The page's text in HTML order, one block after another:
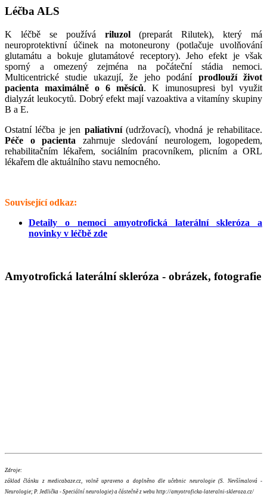
Léčba ALS
K léčbě se používá riluzol(preparát Rilutek), který má
neuroprotektivní účinek na motoneurony (potlačuje uvolňování
glutamátu a bokuje glutamátové receptory). Jeho efekt je však
sporný a omezený zejména na počáteční stádia nemoci.
Multicentrické studie ukazují, že jeho podání prodlouží život
pacienta maximálně o 6 měsíců. K imunosupresi byl využit
dialyzát leukocytů. Dobrý efekt mají vazoaktiva a vitamíny skupiny
B a E.
Ostatní léčba je jen paliativní(udržovací), vhodná je rehabilitace.
Péče o pacienta zahrnuje sledování neurologem, logopedem,
rehabilitačním lékařem, sociálním pracovníkem, plicním a ORL
lékařem dle aktuálního stavu nemocného.
Související odkaz:
Detaily o nemoci amyotrofická laterální skleróza a
novinky v léčbě zde
Amyotrofická laterální skleróza - obrázek, fotografie
Zdroje:
základ článku z medicabaze.cz, volně upraveno a doplněno dle učebnic neurologie (S. Nevšímalová -
Neurologie; P. Jedlička - Speciální neurologie) a částečně z webu http://amyotroficka-lateralni-skleroza.cz/